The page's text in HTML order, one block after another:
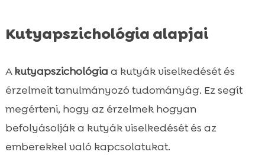
Kutyapszichológia alapjai
Akutyapszichológia a kutyák viselkedését és
érzelmeit tanulmányozó tudományág. Ez segít
megérteni, hogy az érzelmek hogyan
befolyásolják a kutyák viselkedését és az
emberekkel való kapcsolatukat.